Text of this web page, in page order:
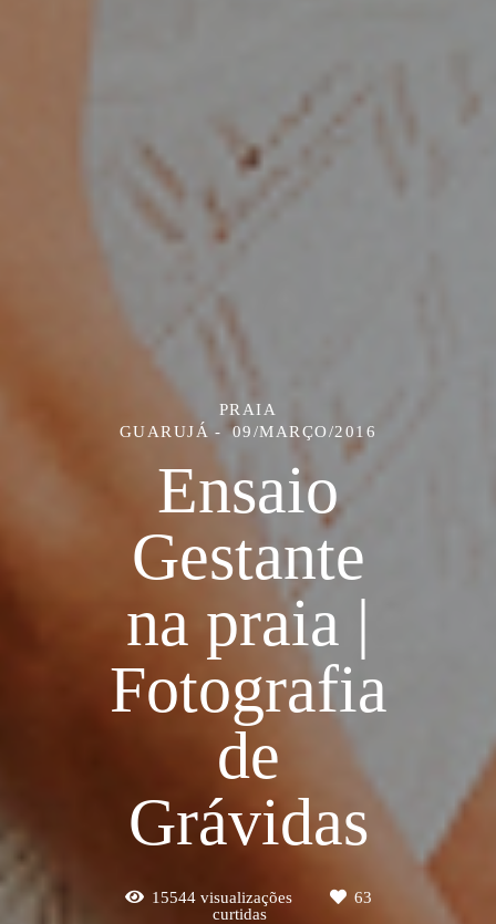
PRAIA
GUARUJÁ
09/MARÇO/2016
Ensaio
Gestante
na praia |
Fotografia
de
Grávidas
15544visualizações
63
curtidas